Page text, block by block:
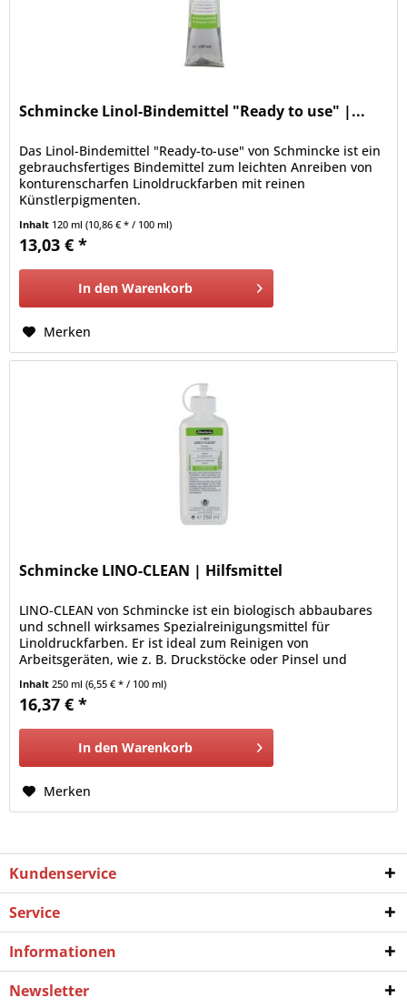
Schmincke Linol-Bindemittel "Ready to use" |...
Das Linol-Bindemittel "Ready-to-use" von Schmincke ist ein
gebrauchsfertiges Bindemittel zum leichten Anreiben von
konturenscharfen Linoldruckfarben mit reinen
Künstlerpigmenten.
Inhalt 120 ml(10,86 € * / 100 ml)
13,03 € *
In den Warenkorb
Merken
Schmincke LINO-CLEAN | Hilfsmittel
LINO-CLEAN von Schmincke ist ein biologisch abbaubares
und schnell wirksames Spezialreinigungsmittel für
Linoldruckfarben. Er ist ideal zum Reinigen von
Arbeitsgeräten, wie z. B. Druckstöcke oder Pinsel und
verschmutzten Gummiwalzen.
Inhalt250 ml(6,55 € * / 100 ml)
16,37 € *
In den Warenkorb
Merken
Kundenservice
Service
Informationen
Newsletter